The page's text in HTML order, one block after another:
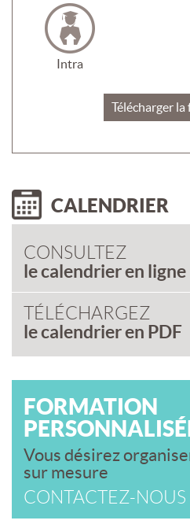
Intra
Télécharger la
CALENDRIER
CONSULTEZ
le calendrier en ligne
TÉLÉCHARGEZ
le calendrier en PDF
FORMATION
Vous désirez
sur mesure
CONTACTEZ-NOUS